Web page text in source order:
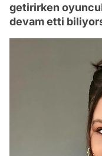
getirirken
devam etti